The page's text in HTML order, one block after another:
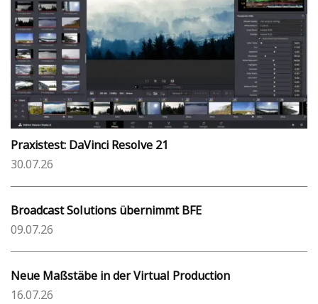
Praxistest: DaVinci Resolve 21
30.07.26
Broadcast Solutions übernimmt BFE
09.07.26
Neue Maßstäbe in der Virtual Production
16.07.26